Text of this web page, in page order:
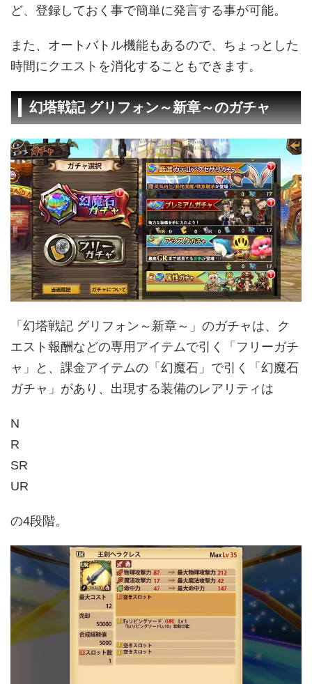
ど、登録しておく事で簡単に発言する事が可能。
また、オートバトル機能もあるので、ちょっとした
時間にクエストを消化することもできます。
幻塔戦記 グリフォン～新章～のガチャ
「幻塔戦記 グリフォン～新章～」のガチャは、ク
エスト報酬などの専用アイテムで引く「フリーガチ
ャ」と、課金アイテムの「幻魔石」で引く「幻魔石
ガチャ」があり、出現する装備のレアリティは
N
R
SR
UR
の4段階。